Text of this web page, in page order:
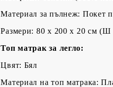
Материал за пълнеж: Покет
Размери: 80 x 200 x 20 см
Топ матрак за легло:
Цвят: Бял
Материал на топ матрака: